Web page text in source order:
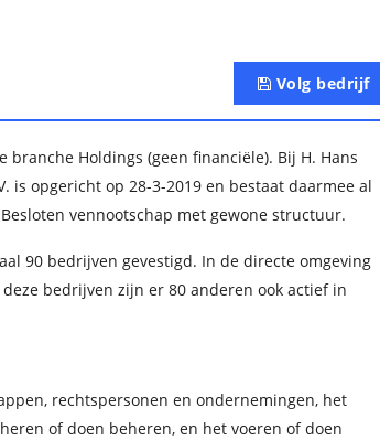
Volg bedrijf
branche Holdings (geen financiële). Bij H. Hans
is opgericht op 28-3-2019 en bestaat daarmee al
vennootschap met gewone structuur.
90 bedrijven gevestigd. In de directe omgeving
bedrijven zijn er 80 anderen ook actief in
rechtspersonen en ondernemingen, het
of doen beheren, en het voeren of doen